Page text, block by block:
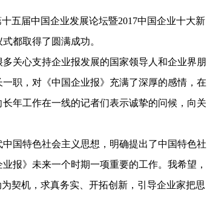
届中国企业发展论坛暨2017中国企业十大新
都取得了圆满成功。
关心支持企业报发展的国家领导人和企业界朋
职，对《中国企业报》充满了深厚的感情，在
年工作在一线的记者们表示诚挚的问候，向关
国特色社会主义思想，明确提出了中国特色社
报》未来一个时期一项重要的工作。我希望，
契机，求真务实、开拓创新，引导企业家把思